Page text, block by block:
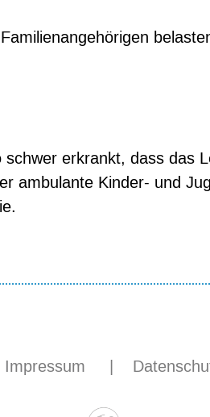
erkrankt, dass das
ambulante Kinder- und
Impressum |